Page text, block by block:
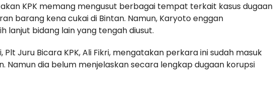
KPK memang mengusut berbagai tempat terkait kasus dugaan
barang kena cukai di Bintan. Namun, Karyoto enggan
lanjut bidang lain yang tengah diusut.
Plt Juru Bicara KPK, Ali Fikri, mengatakan perkara ini sudah masuk
Namun dia belum menjelaskan secara lengkap dugaan korupsi